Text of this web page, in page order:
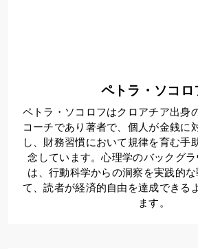
ペトラ・ソコロ
ペトラ・ソコロフはクロアチア出身
コーチであり著者で、個人が金銭に
し、財務習慣において規律を育む手
念しています。心理学のバックグ
は、行動科学からの洞察を実践的
て、読者が経済的自由を達成できる
ます。